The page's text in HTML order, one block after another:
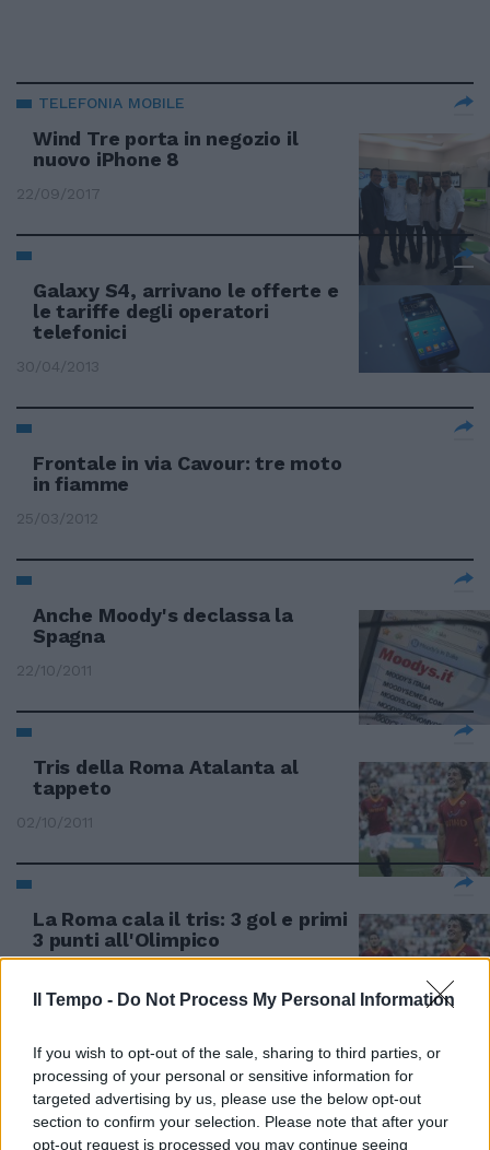
Il Tempo - Do Not Process My Personal Information
If you wish to opt-out of the sale, sharing to third parties, or
processing of your personal or sensitive information for
targeted advertising by us, please use the below opt-out
section to confirm your selection. Please note that after your
opt-out request is processed you may continue seeing
TELEFONIA MOBILE
Wind Tre porta in negozio il
nuovo iPhone 8
22/09/2017
Galaxy S4, arrivano le offerte e
le tariffe degli operatori
telefonici
30/04/2013
Frontale in via Cavour: tre moto
in fiamme
25/03/2012
Anche Moody's declassa la
Spagna
22/10/2011
Tris della Roma Atalanta al
tappeto
02/10/2011
La Roma cala il tris: 3 gol e primi
3 punti all'Olimpico
Fugge dalla comunità e ferisce
tre persone
10/07/2011